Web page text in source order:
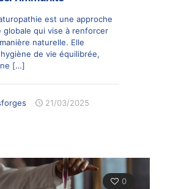
est une approche
globale qui vise à renforcer
naturelle. Elle
de vie équilibrée,
[…]
21/03/2025
0